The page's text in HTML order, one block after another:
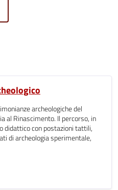
archeologiche del
al Rinascimento. Il percorso, in
didattico con postazioni tattili,
di archeologia sperimentale,